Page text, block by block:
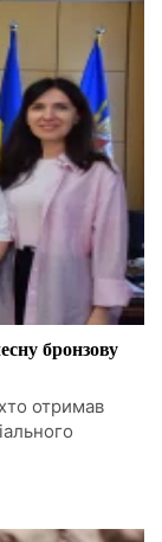
бронзову
отримав